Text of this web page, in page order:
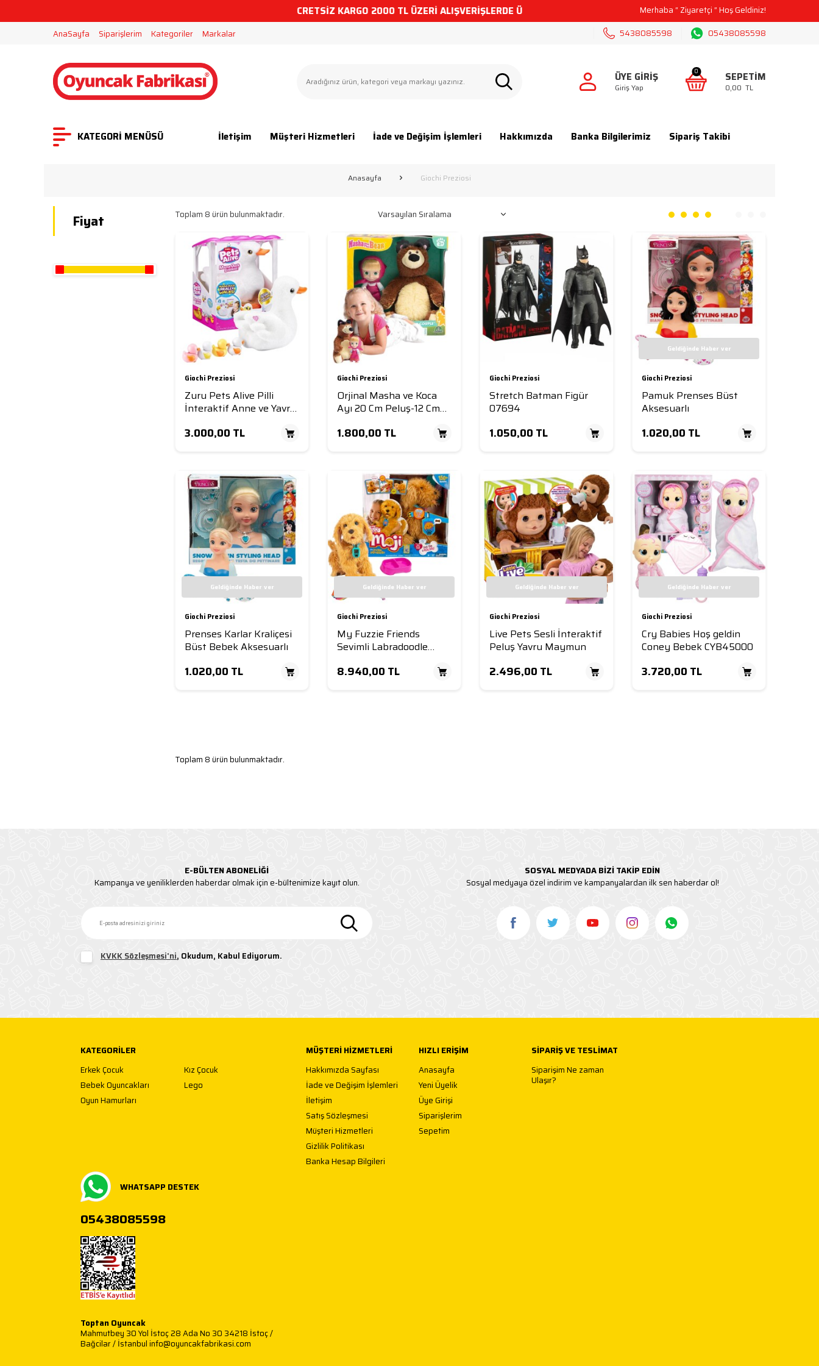
2000 TL ÜZERİ ALIŞVERİŞLERDE ÜCRETSİZ KARGO 2000 TL ÜZERİ ALIŞVERİŞLERDE ÜCRETSİZ KARGO Merhaba “Ziyaretçi” Hoş Geldiniz!
AnaSayfa
Siparişlerim Kategoriler Markalar 5438085598 05438085598
ÜYE GIRIŞ
Giriş Yap
0 SEPETIM
0,00 TL
KATEGORİ MENÜSÜ İletişim Müşteri Hizmetleri İade ve Değişim İşlemleri Hakkımızda Banka Bilgilerimiz Sipariş Takibi
Anasayfa Giochi Preziosi
Fiyat Toplam 8 ürün bulunmaktadır.
Giochi Preziosi
Zuru Pets Alive Pilli
İnteraktif Anne ve Yavru
Ediyor
3.000,00 TL
Giochi Preziosi
Orjinal Masha ve Koca
Ayı 20 Cm Peluş-12 Cm
1.800,00 TL
Giochi Preziosi
Stretch Batman Figür
07694
1.050,00 TL
Geldiğinde Haber ver
Giochi Preziosi
Pamuk Prenses Büst
Aksesuarlı
1.020,00 TL
Geldiğinde Haber ver
Giochi Preziosi
Prenses Karlar Kraliçesi
Büst Bebek Aksesuarlı
1.020,00 TL
Geldiğinde Haber ver
Giochi Preziosi
My Fuzzie Friends
Sevimli Labradoodle
Büyük Sevimli Köpek
8.940,00 TL
Geldiğinde Haber ver
Giochi Preziosi
Live Pets Sesli İnteraktif
Peluş Yavru Maymun
2.496,00 TL
Geldiğinde Haber ver
Giochi Preziosi
Cry Babies Hoş geldin
Coney Bebek CYB45000
3.720,00 TL
Toplam 8 ürün bulunmaktadır.
E-BÜLTEN ABONELIĞI
Kampanya ve yeniliklerden haberdar olmak için e-bültenimize kayıt olun.
KVKK Sözleşmesi'ni, Okudum, Kabul Ediyorum.
SOSYAL MEDYADA BİZİ TAKİP EDİN
Sosyal medyaya özel indirim ve kampanyalardan ilk sen haberdar ol!
KATEGORILER
Erkek Çocuk
Kız Çocuk
Bebek Oyuncakları
Lego
Oyun Hamurları
MÜŞTERI HIZMETLERI
Hakkımızda Sayfası
İade ve Değişim İşlemleri
İletişim
Satış Sözleşmesi
Müşteri Hizmetleri
Gizlilik Politikası
Banka Hesap Bilgileri
HIZLI ERIŞIM
Anasayfa
Yeni Üyelik
Üye Girişi
Siparişlerim
Sepetim
SIPARIŞ VE TESLIMAT
Siparişim Ne zaman
Ulaşır?
WHATSAPP DESTEK
05438085598
Toptan Oyuncak
Mahmutbey 30 Yol İstoç 28 Ada No 30 34218 İstoç /
Bağcilar / İstanbul info@oyuncakfabrikasi.com